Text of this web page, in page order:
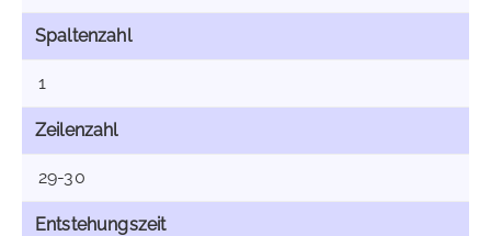
Spaltenzahl
1
Zeilenzahl
29-30
Entstehungszeit